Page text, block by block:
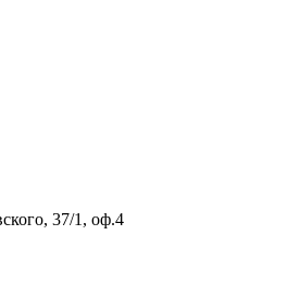
37/1, оф.4